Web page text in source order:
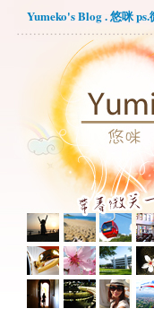
Yumeko's Blog . 悠咪